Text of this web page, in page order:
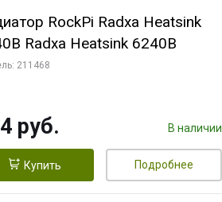
RockPi Radxa Heatsink
Radxa Heatsink 6240B
211468
руб. В наличии
Купить Подробнее